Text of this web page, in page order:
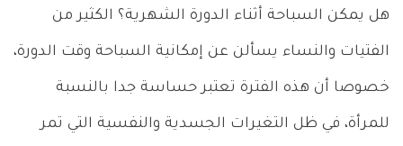
هل يمكن السباحة أثناء الدورة الشهرية؟ الكثير من
الفتيات والنساء يسألن عن إمكانية السباحة وقت الدورة،
خصوصا أن هذه الفترة تعتبر حساسة جدا بالنسبة
للمرأة، في ظل التغيرات الجسدية والنفسية التي تمر